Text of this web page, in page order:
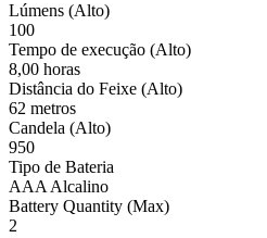
Lúmens (Alto)
100
Tempo de execução (Alto)
8,00 horas
Distância do Feixe (Alto)
62 metros
Candela (Alto)
950
Tipo de Bateria
AAA Alcalino
Battery Quantity (Max)
2